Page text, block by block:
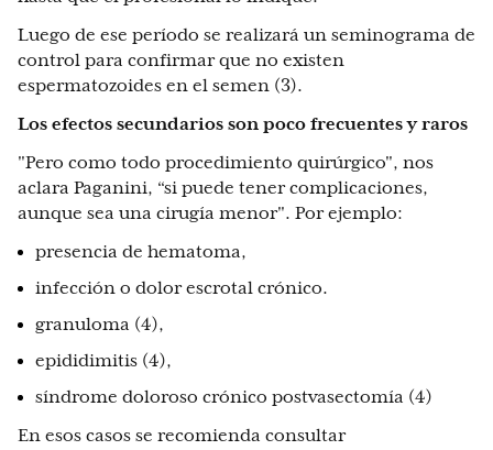
Luego de ese período se realizará un seminograma de
control para confirmar que no existen
espermatozoides en el semen (3).
Los efectos secundarios son poco frecuentes y raros
"Pero como todo procedimiento quirúrgico", nos
aclara Paganini, “si puede tener complicaciones,
aunque sea una cirugía menor". Por ejemplo:
presencia de hematoma,
infección o dolor escrotal crónico.
granuloma (4),
epididimitis (4),
síndrome doloroso crónico postvasectomía (4)
En esos casos se recomienda consultar